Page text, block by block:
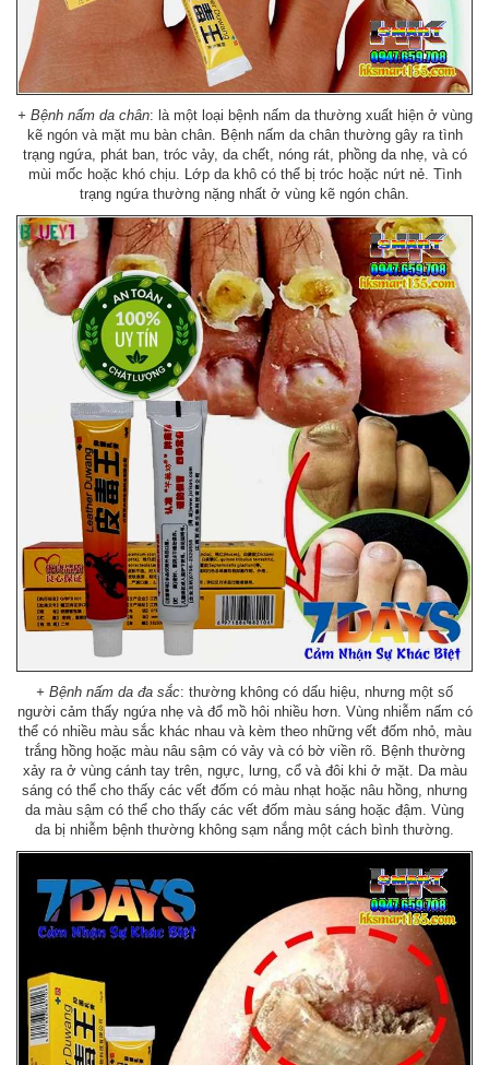
+ Bệnh nấm da chân: là một loại bệnh nấm da thường xuất hiện ở vùng
kẽ ngón và mặt mu bàn chân. Bệnh nấm da chân thường gây ra tình
trạng ngứa, phát ban, tróc vảy, da chết, nóng rát, phồng da nhẹ, và có
mùi mốc hoặc khó chịu. Lớp da khô có thể bị tróc hoặc nứt nẻ. Tình
trạng ngứa thường nặng nhất ở vùng kẽ ngón chân.
+ Bệnh nấm da đa sắc: thường không có dấu hiệu, nhưng một số
người cảm thấy ngứa nhẹ và đổ mồ hôi nhiều hơn. Vùng nhiễm nấm có
thể có nhiều màu sắc khác nhau và kèm theo những vết đốm nhỏ, màu
trắng hồng hoặc màu nâu sậm có vảy và có bờ viền rõ. Bệnh thường
xảy ra ở vùng cánh tay trên, ngực, lưng, cổ và đôi khi ở mặt. Da màu
sáng có thể cho thấy các vết đốm có màu nhạt hoặc nâu hồng, nhưng
da màu sậm có thể cho thấy các vết đốm màu sáng hoặc đậm. Vùng
da bị nhiễm bệnh thường không sạm nắng một cách bình thường.